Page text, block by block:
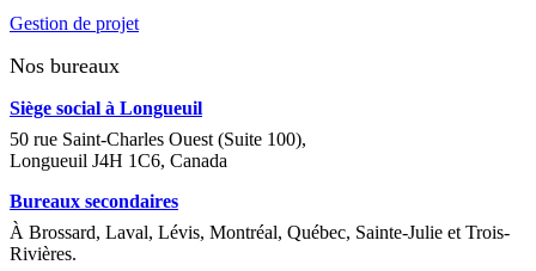
Gestion de projet
Nos bureaux
Siège social à Longueuil
50 rue Saint-Charles Ouest (Suite 100),
Longueuil J4H 1C6, Canada
Bureaux secondaires
À Brossard, Laval, Lévis, Montréal, Québec, Sainte-Julie et Trois-
Rivières.